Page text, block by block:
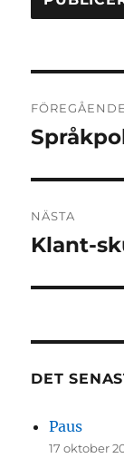
FÖREGÅENDE
Föregående
NÄSTA
Nästa
Klant-
DET
Paus
17 oktober